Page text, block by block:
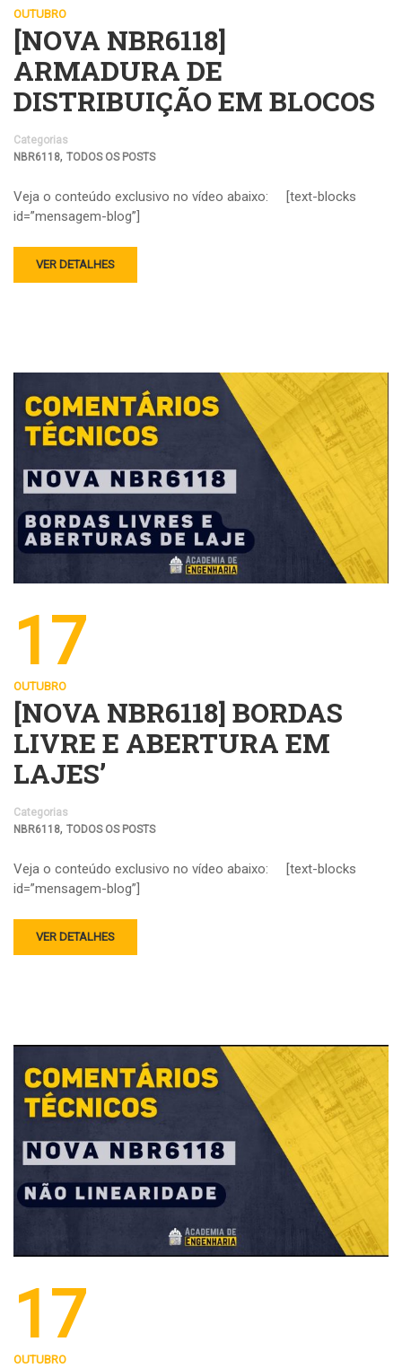
OUTUBRO
[NOVA NBR6118]
ARMADURA DE
DISTRIBUIÇÃO EM BLOCOS
Categorias
NBR6118, TODOS OS POSTS
Veja o conteúdo exclusivo no vídeo abaixo: [text-blocks
id=”mensagem-blog”]
VER DETALHES
17
OUTUBRO
[NOVA NBR6118] BORDAS
LIVRE E ABERTURA EM
LAJES’
Categorias
NBR6118, TODOS OS POSTS
Veja o conteúdo exclusivo no vídeo abaixo: [text-blocks
id=”mensagem-blog”]
VER DETALHES
17
OUTUBRO